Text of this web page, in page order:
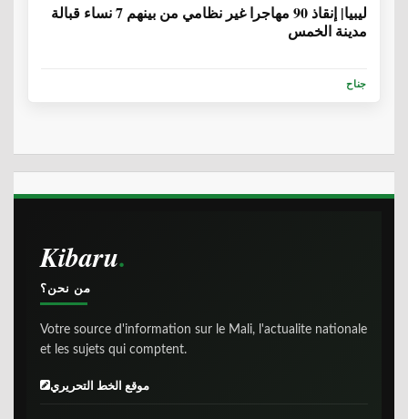
ليبيا| إنقاذ 90 مهاجرا غير نظامي من بينهم 7 نساء قبالة
مدينة الخمس
جناح
Kibaru
من نحن؟
Votre source d'information sur le Mali, l'actualite nationale
et les sujets qui comptent.
موقع الخط التحريري